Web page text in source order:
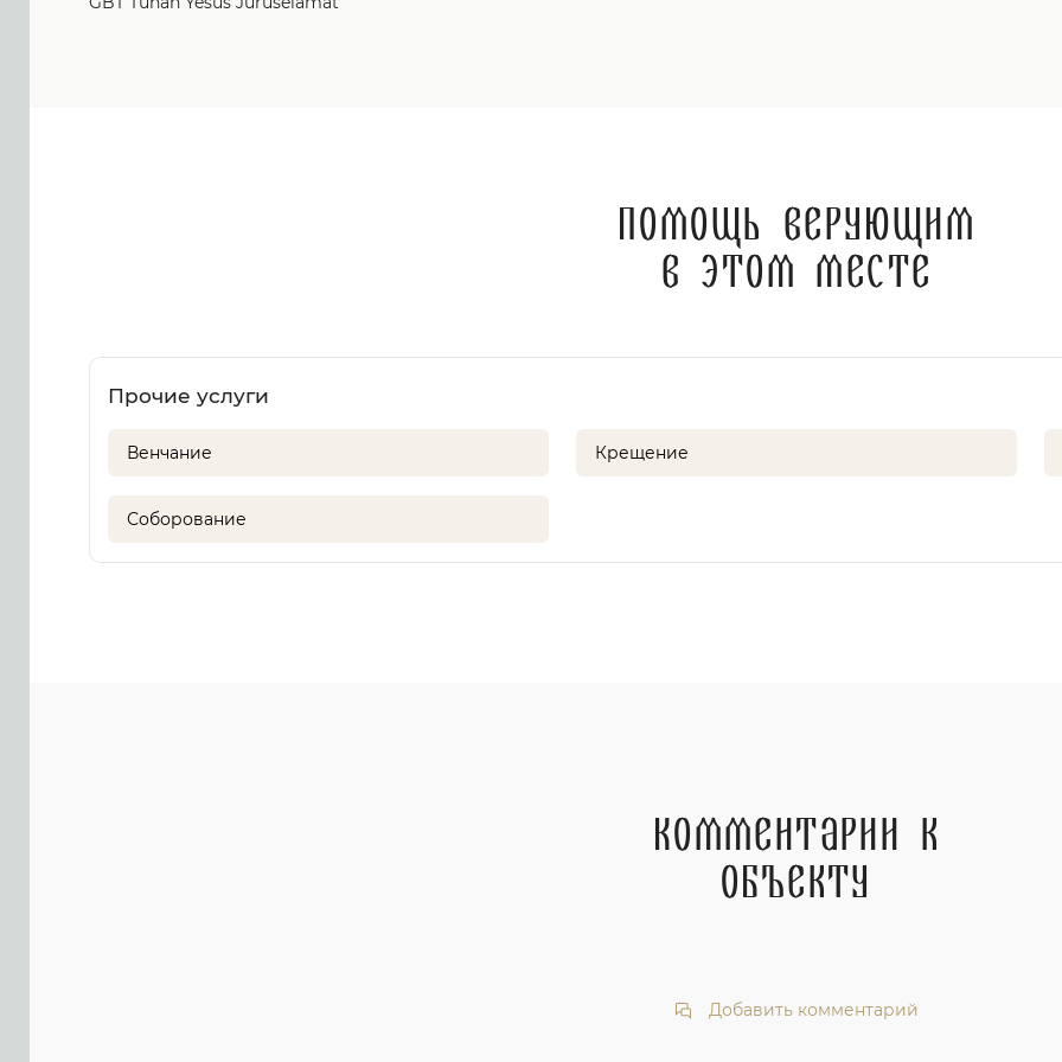
Помощь верующим
в этом месте
Прочие услуги
Венчание Крещение
Соборование
Комментарии к
объекту
Добавить комментарий